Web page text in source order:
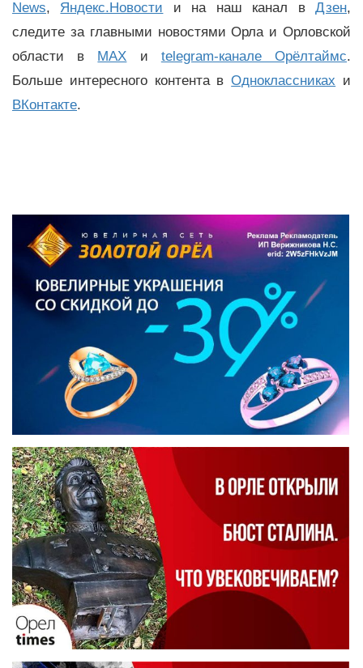
News, Яндекс.Новости и на наш канал вДзен,
следите за главными новостями Орла и Орловской
области в MAX и telegram-канале Орёлтаймс.
Больше интересного контента вОдноклассниках и
ВКонтакте.